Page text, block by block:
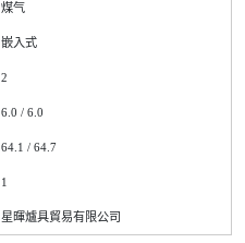
煤气
嵌入式
2
6.0 / 6.0
64.1 / 64.7
1
星暉爐具貿易有限公司